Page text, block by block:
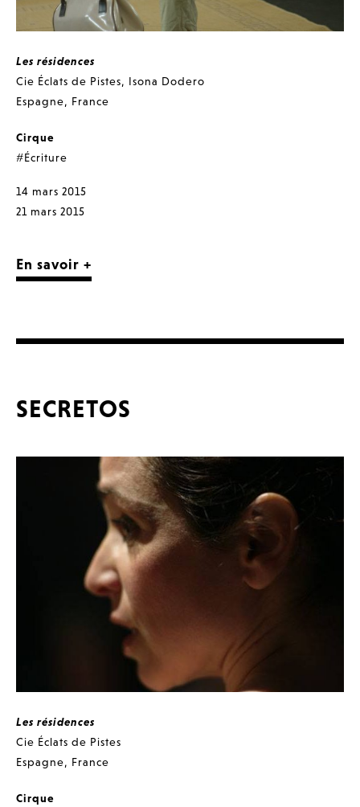
Les résidences
Cie Éclats de Pistes, Isona Dodero
Espagne, France
Cirque
#Écriture
14 mars 2015
21 mars 2015
En savoir +
SECRETOS
Les résidences
Cie Éclats de Pistes
Espagne, France
Cirque